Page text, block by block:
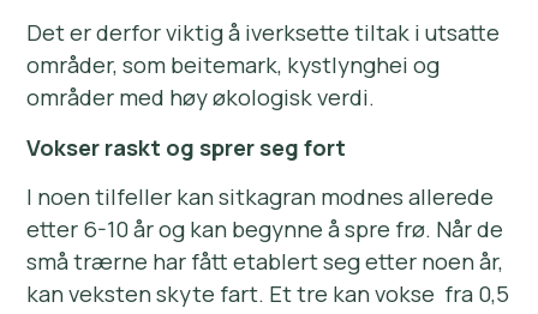
Det er derfor viktig å iverksette tiltak i utsatte
områder, som beitemark, kystlynghei og
områder med høy økologisk verdi.
Vokser raskt og sprer seg fort
I noen tilfeller kan sitkagran modnes allerede
etter 6-10 år og kan begynne å spre frø. Når de
små trærne har fått etablert seg etter noen år,
kan veksten skyte fart. Et tre kan vokse fra 0,5